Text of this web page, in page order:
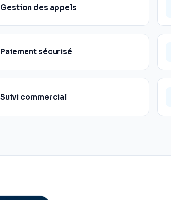
Gestion des appels
Paiement sécurisé
Suivi commercial